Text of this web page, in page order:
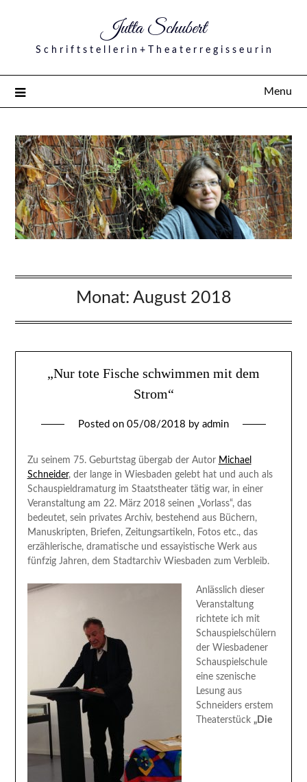
Jutta Schubert
S c h r i f t s t e l l e r i n + T h e a t e r r e g i s s e u r i n
Menu
Monat: August 2018
„Nur tote Fische schwimmen mit dem
Strom“
Posted on 05/08/2018 by admin
Zu seinem 75. Geburtstag übergab der Autor Michael
Schneider, der lange in Wiesbaden gelebt hat und auch als
Schauspieldramaturg im Staatstheater tätig war, in einer
Veranstaltung am 22. März 2018 seinen „Vorlass“, das
bedeutet, sein privates Archiv, bestehend aus Büchern,
Manuskripten, Briefen, Zeitungsartikeln, Fotos etc., das
erzählerische, dramatische und essayistische Werk aus
fünfzig Jahren, dem Stadtarchiv Wiesbaden zum Verbleib.
Anlässlich dieser
Veranstaltung
richtete ich mit
Schauspielschülern
der Wiesbadener
Schauspielschule
eine szenische
Lesung aus
Schneiders erstem
Theaterstück „Die